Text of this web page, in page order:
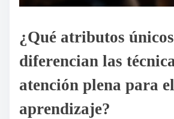
¿Qué atributos únicos
diferencian las
atención plena para el
aprendizaje?